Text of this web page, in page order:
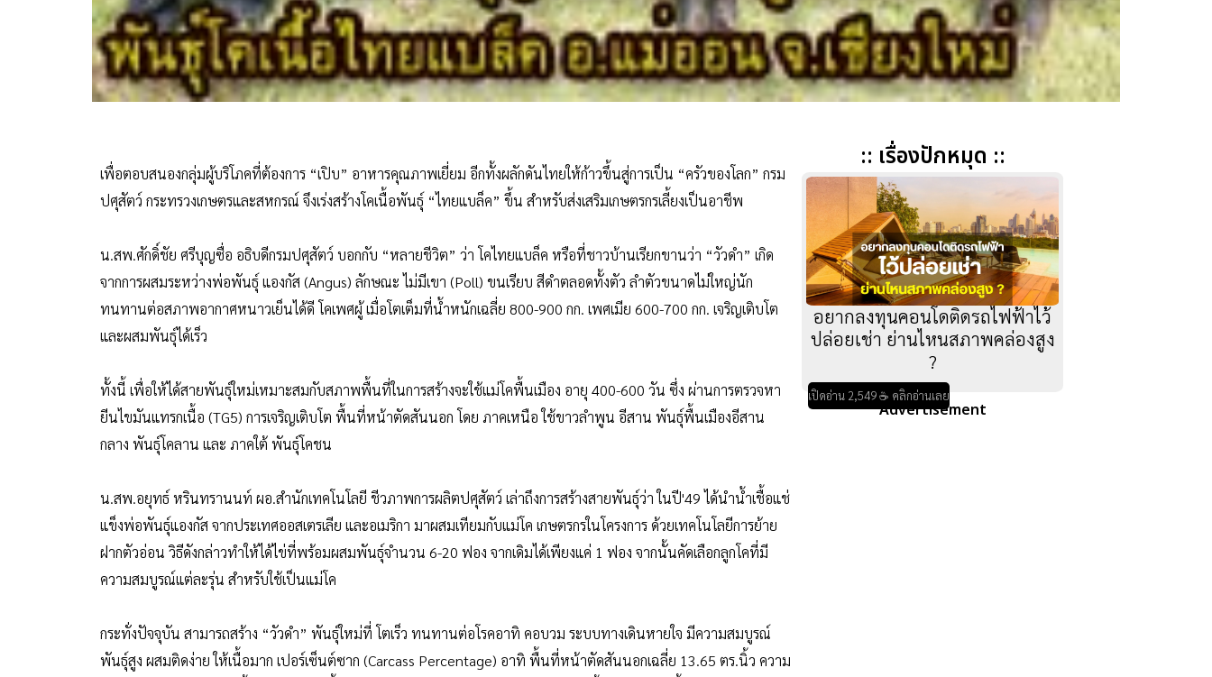
เพื่อตอบสนองกลุ่มผู้บริโภคที่ต้องการ “เปิบ” อาหารคุณภาพเยี่ยม อีกทั้งผลักดันไทยให้ก้าวขึ้นสู่การเป็น “ครัวของโลก” กรม
ปศุสัตว์ กระทรวงเกษตรและสหกรณ์ จึงเร่งสร้างโคเนื้อพันธุ์ “ไทยแบล็ค” ขึ้น สำหรับส่งเสริมเกษตรกรเลี้ยงเป็นอาชีพ
น.สพ.ศักดิ์ชัย ศรีบุญซื่อ อธิบดีกรมปศุสัตว์ บอกกับ “หลายชีวิต” ว่า โคไทยแบล็ค หรือที่ชาวบ้านเรียกขานว่า “วัวดำ” เกิด
จากการผสมระหว่างพ่อพันธุ์ แองกัส (Angus) ลักษณะ ไม่มีเขา (Poll) ขนเรียบ สีดำตลอดทั้งตัว ลำตัวขนาดไม่ใหญ่นัก
ทนทานต่อสภาพอากาศหนาวเย็นได้ดี โคเพศผู้ เมื่อโตเต็มที่น้ำหนักเฉลี่ย 800-900 กก. เพศเมีย 600-700 กก. เจริญเติบโต
และผสมพันธุ์ได้เร็ว
ทั้งนี้ เพื่อให้ได้สายพันธุ์ใหม่เหมาะสมกับสภาพพื้นที่ในการสร้างจะใช้แม่โคพื้นเมือง อายุ 400-600 วัน ซึ่ง ผ่านการตรวจหา
ยีนไขมันแทรกเนื้อ (TG5) การเจริญเติบโต พื้นที่หน้าตัดสันนอก โดย ภาคเหนือ ใช้ขาวลำพูน อีสาน พันธุ์พื้นเมืองอีสาน
กลาง พันธุ์โคลาน และ ภาคใต้ พันธุ์โคชน
น.สพ.อยุทธ์ หรินทรานนท์ ผอ.สำนักเทคโนโลยี ชีวภาพการผลิตปศุสัตว์ เล่าถึงการสร้างสายพันธุ์ว่า ในปี'49 ได้นำน้ำเชื้อแช่
แข็งพ่อพันธุ์แองกัส จากประเทศออสเตรเลีย และอเมริกา มาผสมเทียมกับแม่โค เกษตรกรในโครงการ ด้วยเทคโนโลยีการย้าย
ฝากตัวอ่อน วิธีดังกล่าวทำให้ได้ไข่ที่พร้อมผสมพันธุ์จำนวน 6-20 ฟอง จากเดิมได้เพียงแค่ 1 ฟอง จากนั้นคัดเลือกลูกโคที่มี
ความสมบูรณ์แต่ละรุ่น สำหรับใช้เป็นแม่โค
กระทั่งปัจจุบัน สามารถสร้าง “วัวดำ” พันธุ์ใหม่ที่ โตเร็ว ทนทานต่อโรคอาทิ คอบวม ระบบทางเดินหายใจ มีความสมบูรณ์
พันธุ์สูง ผสมติดง่าย ให้เนื้อมาก เปอร์เซ็นต์ซาก (Carcass Percentage) อาทิ พื้นที่หน้าตัดสันนอกเฉลี่ย 13.65 ตร.นิ้ว ความ
:: เรื่องปักหมุด ::
อยากลงทุนคอนโดติดรถไฟฟ้าไว้
ปล่อยเช่า ย่านไหนสภาพคล่องสูง
?
เปิดอ่าน 2,549 ☕ คลิกอ่านเลย
Advertisement